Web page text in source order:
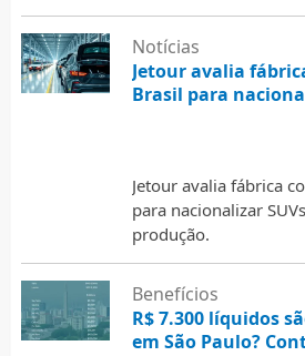
Notícias
Jetour avalia
Brasil para
Jetour avalia fábrica
para nacionalizar
produção.
Benefícios
R$ 7.300 líquidos
em São Paulo?